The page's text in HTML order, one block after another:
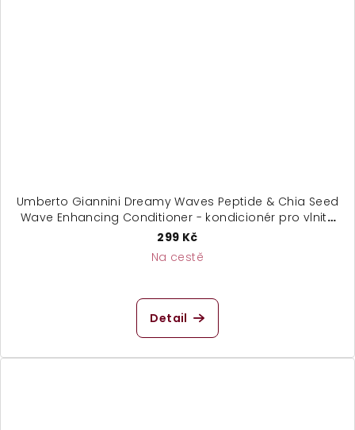
Umberto Giannini Dreamy Waves Peptide & Chia Seed
Wave Enhancing Conditioner - kondicionér pro vlnité
vlasy
299 Kč
Na cestě
Detail